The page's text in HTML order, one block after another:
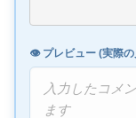
👁️ プレビュー (実際の
入力したコメ
ます